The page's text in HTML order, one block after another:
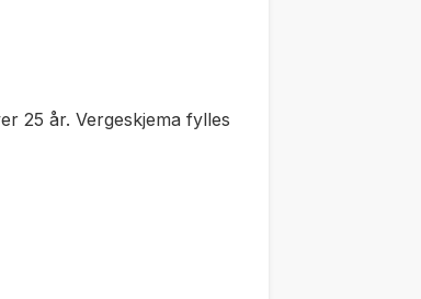
25 år. Vergeskjema fylles